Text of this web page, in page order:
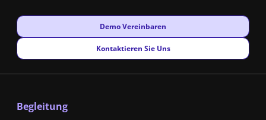
New window
Demo Vereinbaren
New window
Kontaktieren Sie Uns
Begleitung